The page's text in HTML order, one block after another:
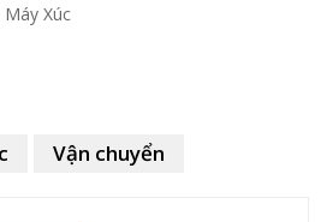
Xúc
Vận chuyển